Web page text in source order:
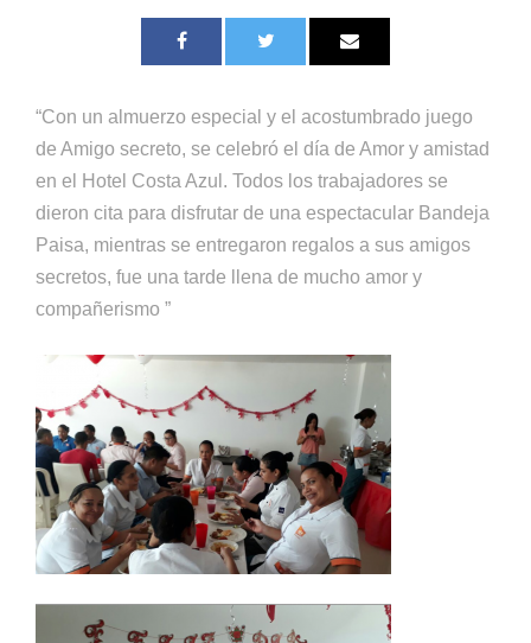
“Con un almuerzo especial y el acostumbrado juego
de Amigo secreto, se celebró el día de Amor y amistad
en el Hotel Costa Azul. Todos los trabajadores se
dieron cita para disfrutar de una espectacular Bandeja
Paisa, mientras se entregaron regalos a sus amigos
secretos, fue una tarde llena de mucho amor y
compañerismo ”